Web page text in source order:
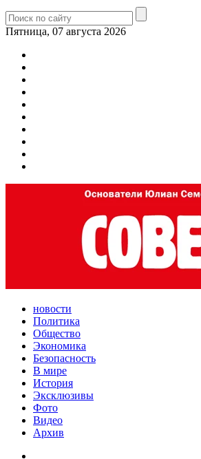
Пятница, 07 августа 2026
новости
Политика
Общество
Экономика
Безопасность
В мире
История
Эксклюзивы
Фото
Видео
Архив